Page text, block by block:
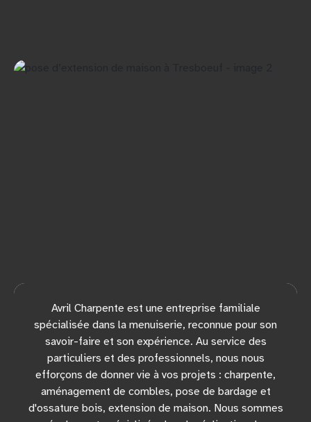
Avril Charpente est une entreprise familiale
spécialisée dans la menuiserie, reconnue pour son
savoir-faire et son expérience. Au service des
particuliers et des professionnels, nous nous
efforçons de donner vie à vos projets : charpente,
aménagement de combles, pose de bardage et
d'ossature bois, extension de maison. Nous sommes